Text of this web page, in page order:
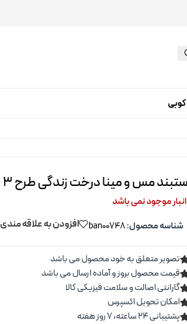
مس و مینا درخت زندگی طرح 3
موجود نمی باشد
شناسه محصول:ban00748 افزودن به علاقه مندی
تصویر متعلق به خود محصول می باشد
قیمت محصول بروز و آماده ارسال می باشد
گارانتی اصالت و سلامت فیزیکی کالا
امکان تحویل اکسپرس
پشتیبانی ۲۴ ساعته، ۷ روز هفته